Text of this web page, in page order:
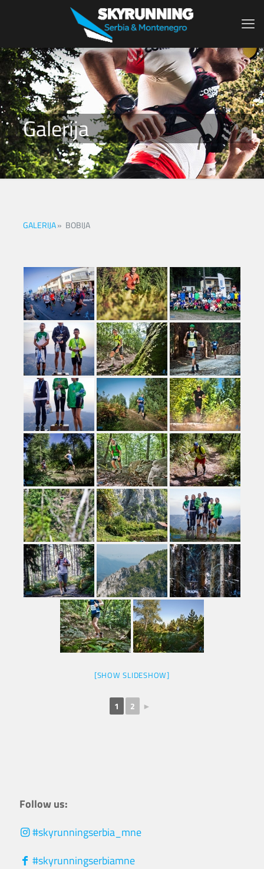
Galerija
GALERIJA» BOBIJA
[SHOW SLIDESHOW]
1 2 ►
Follow us:
#skyrunningserbia_mne
#skyrunningserbiamne